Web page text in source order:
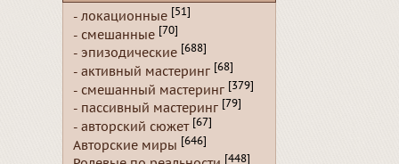
- локационные [51]
- смешанные [70]
- эпизодические [688]
- активный мастеринг [68]
- смешанный мастеринг [379]
- пассивный мастеринг [79]
- авторский сюжет [67]
Авторские миры [646]
[448]